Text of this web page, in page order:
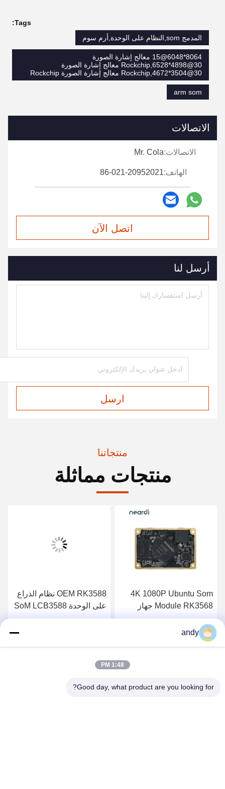
Tags:
المدمج som,النظام على الوحدة,أرم سوم
8064*6048@15 معالج إشارة الصورة
Rockchip,6528*4898@30 معالج إشارة الصورة
Rockchip,4672*3504@30 معالج إشارة الصورة Rockchip
arm som
الاتصالات
الاتصالات:Mr. Cola
الهاتف:86-021-20952021
اتصل الآن
أرسل لنا
ارسل
منتجاتنا
منتجات مماثلة
4K 1080P Ubuntu Som
Module RK3568 جهاز
كمبيوتر على وحدات
LCB3568 Arm Com
احصل على أفضل سعر
OEM RK3588 نظام الذراع
على الوحدة SoM LCB3588
لينكس أندرويد
andy
1:48 PM
Good day, what product are you looking for?